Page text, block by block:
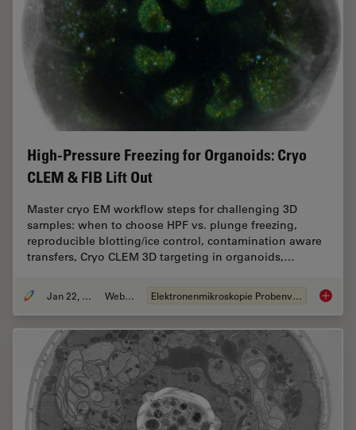
High-Pressure Freezing for Organoids: Cryo
CLEM & FIB Lift Out
Master cryo EM workflow steps for challenging 3D
samples: when to choose HPF vs. plunge freezing,
reproducible blotting/ice control, contamination aware
transfers, Cryo CLEM 3D targeting in organoids,…
Jan 22, 2026 Webinar Elektronenmikroskopie Probenvorbereitung High-